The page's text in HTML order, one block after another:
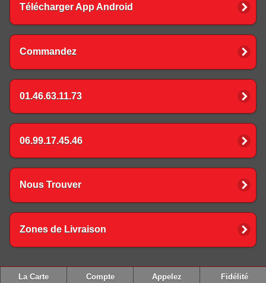
Télécharger App Android
Commandez
01.46.63.11.73
06.99.17.45.46
Nous Trouver
Zones de Livraison
La Carte Compte Appelez Fidélité